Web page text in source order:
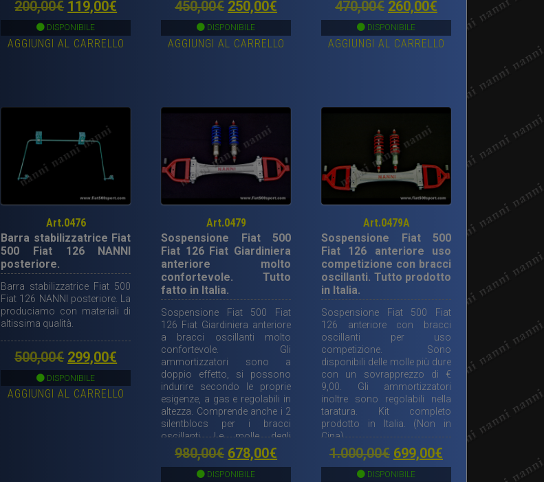
200,00€ Il
prezzo
originale
119,00€
attuale
DISPONIBILE
AGGIUNGI AL CARRELLO
piacimento. Per una vettura
occorrono 2 pezzi.
450,00€ Il
prezzo
originale
250,00€
attuale
DISPONIBILE
AGGIUNGI AL CARRELLO
fermo lo stelo e ruotando il
corpo in senso orario si può
indurire la taratura.
470,00€ Il
prezzo
originale
260,00€
prezzo
attuale
260,00€.
DISPONIBILE
AGGIUNGI AL CARRELLO
Art.0476
Barra stabilizzatrice Fiat
500 Fiat 126 NANNI
posteriore.
Barra stabilizzatrice Fiat 500
Fiat 126 NANNI posteriore. La
produciamo con materiali di
altissima qualità.
500,00€ Il
prezzo
originale
299,00€
attuale
299,00€.
DISPONIBILE
AGGIUNGI AL CARRELLO
Art.0479
Sospensione Fiat 500
Fiat 126 Fiat Giardiniera
anteriore molto
confortevole. Tutto
fatto in Italia.
Sospensione Fiat 500 Fiat
126 Fiat Giardiniera anteriore
a bracci oscillanti molto
confortevole. Gli
ammortizzatori sono a
doppio effetto, si possono
indurire secondo le proprie
esigenze, a gas e regolabili in
altezza. Comprende anche i 2
silentblocs per i bracci
oscillanti. Le molle degli
ammortizzatori sono per un
uso stradale. Sono tutti
prodotti Italiani. (Non cinesi).
980,00€ Il
prezzo
678,00€
DISPONIBILE
Art.0479A
Sospensione Fiat 500
Fiat 126 anteriore uso
competizione con bracci
oscillanti. Tutto prodotto
in Italia.
Sospensione Fiat 500 Fiat
126 anteriore con bracci
oscillanti per uso
competizione. Sono
disponibili delle molle più dure
con un sovrapprezzo di €
9,00. Gli ammortizzatori
inoltre sono regolabili nella
taratura. Kit completo
prodotto in Italia. (Non in
Cina).
1.000,00€ Il
prezzo
699,00€
DISPONIBILE